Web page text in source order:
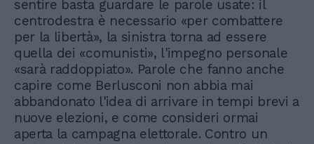
sentire basta guardare le parole usate: il
centrodestra è necessario «per combattere
per la libertà», la sinistra torna ad essere
quella dei «comunisti», l'impegno personale
«sarà raddoppiato». Parole che fanno anche
capire come Berlusconi non abbia mai
abbandonato l'idea di arrivare in tempi brevi a
nuove elezioni, e come consideri ormai
aperta la campagna elettorale. Contro un